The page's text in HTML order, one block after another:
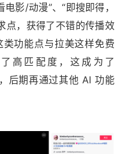
影/动漫”、“即搜即得，
点，获得了不错的传播效
类功能点与拉美这样免费
高匹配度，这成为了
后期再通过其他 AI 功能